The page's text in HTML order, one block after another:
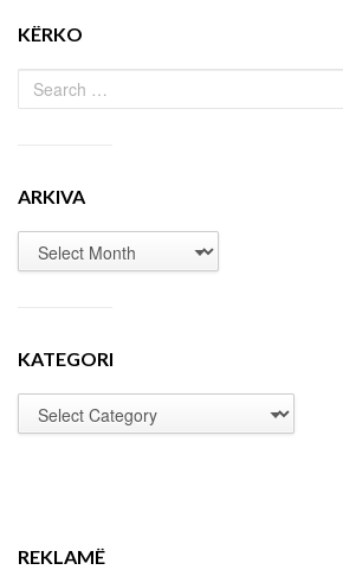
KËRKO
ARKIVA
KATEGORI
REKLAMË